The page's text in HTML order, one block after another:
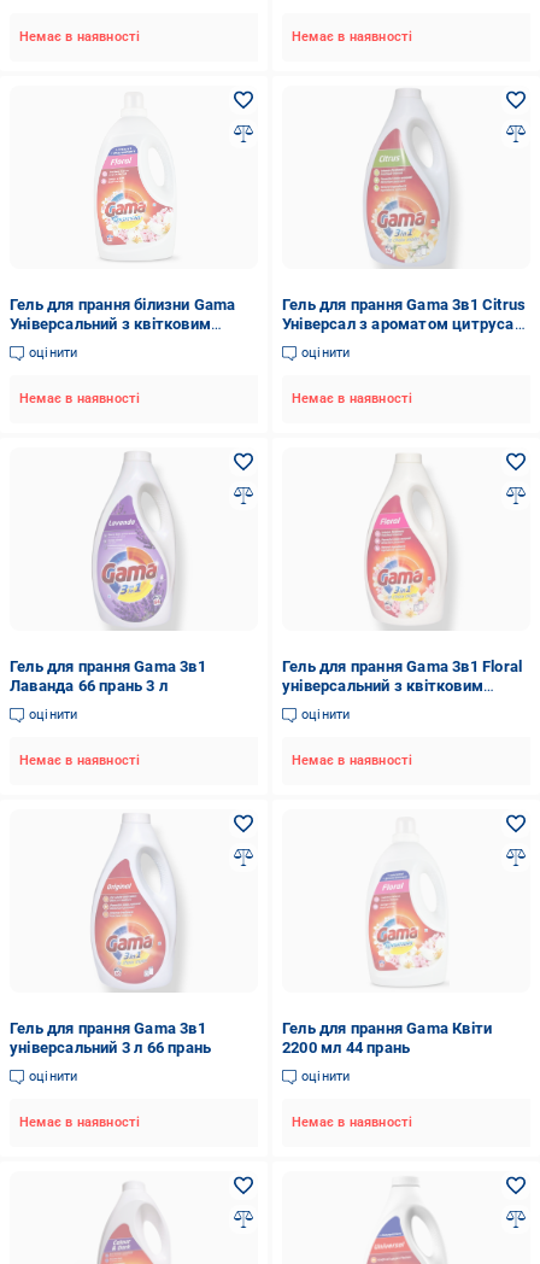
Немає в наявності Немає в наявності
Гель для прання білизни Gama
Універсальний з квітковим
ароматом 44 прання 2,2 л
(815891)
оцінити
Немає в наявності
Гель для прання Gama 3в1 Citrus
Універсал з ароматом цитруса
66 прань 3 л
оцінити
Немає в наявності
Гель для прання Gama 3в1
Лаванда 66 прань 3 л
оцінити
Немає в наявності
Гель для прання Gama 3в1 Floral
універсальний з квітковим
ароматом 66 прань 3 л
оцінити
Немає в наявності
Гель для прання Gama 3в1
універсальний 3 л 66 прань
оцінити
Немає в наявності
Гель для прання Gama Квіти
2200 мл 44 прань
оцінити
Немає в наявності